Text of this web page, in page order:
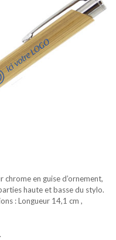
en guise d’ornement,
haute et basse du stylo.
: Longueur 14,1 cm ,